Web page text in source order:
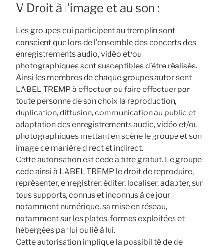
V Droit à l’image et au son :
Les groupes qui participent au tremplin sont
conscient que lors de l’ensemble des concerts des
enregistrements audio, vidéo et/ou
photographiques sont susceptibles d’être réalisés.
Ainsi les membres de chaque groupes autorisent
LABEL TREMP à effectuer ou faire effectuer par
toute personne de son choix la reproduction,
duplication, diffusion, communication au public et
adaptation des enregistrements audio, vidéo et/ou
photographiques mettant en scène le groupe et son
image de manière direct et indirect.
Cette autorisation est cédé à titre gratuit. Le groupe
cède ainsi à LABEL TREMP le droit de reproduire,
représenter, enregistrer, éditer, localiser, adapter, sur
tous supports, connus et inconnus à ce jour
notamment numérique, sa mise en réseau,
notamment sur les plates-formes exploitées et
hébergées par lui ou lié à lui.
Cette autorisation implique la possibilité de de